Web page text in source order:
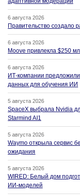
6 августа 2026
Правительство создало
6 августа 2026
Moove привлекла $250
6 августа 2026
ИТ-компании
данных для обучения ИИ
5 августа 2026
SpaceX выбрала Nvidia
Starmind AI1
5 августа 2026
Waymo открыла сервис
ожидания
5 августа 2026
WIRED: Белый дом
ИИ-моделей